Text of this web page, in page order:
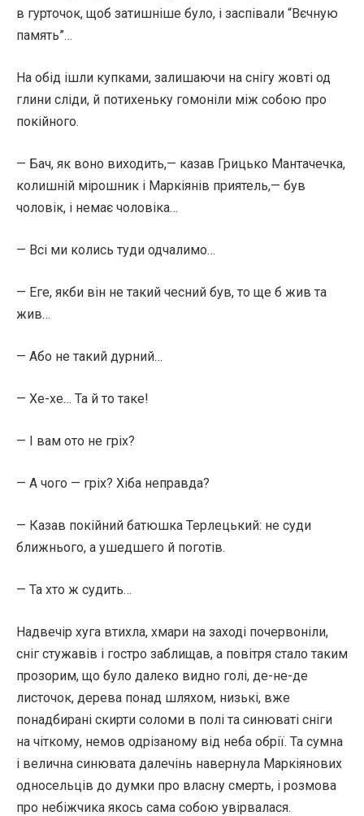
в гурточок, щоб затишніше було, і заспівали “Вєчную
память”…
На обід ішли купками, залишаючи на снігу жовті од
глини сліди, й потихеньку гомоніли між собою про
покійного.
— Бач, як воно виходить,— казав Грицько Мантачечка,
колишній мірошник і Маркіянів приятель,— був
чоловік, і немає чоловіка…
— Всі ми колись туди одчалимо…
— Еге, якби він не такий чесний був, то ще б жив та
жив…
— Або не такий дурний…
— Хе-хе… Та й то таке!
— І вам ото не гріх?
— А чого — гріх? Хіба неправда?
— Казав покійний батюшка Терлецький: не суди
ближнього, а ушедшего й поготів.
— Та хто ж судить…
Надвечір хуга втихла, хмари на заході почервоніли,
сніг стужавів і гостро заблищав, а повітря стало таким
прозорим, що було далеко видно голі, де-не-де
листочок, дерева понад шляхом, низькі, вже
понадбирані скирти соломи в полі та синюваті сніги
на чіткому, немов одрізаному від неба обрії. Та сумна
і велична синювата далечінь навернула Маркіянових
односельців до думки про власну смерть, і розмова
про небіжчика якось сама собою увірвалася.